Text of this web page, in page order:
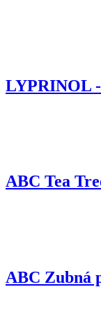
LYPRINOL
ABC Tea
ABC Zubná